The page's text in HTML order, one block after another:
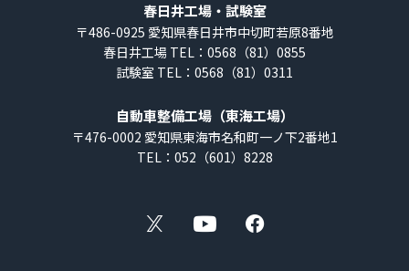
春日井工場・試験室
〒486-0925 愛知県春日井市中切町若原8番地
春日井工場 TEL：0568（81）0855
試験室 TEL：0568（81）0311
自動車整備工場（東海工場）
〒476-0002 愛知県東海市名和町一ノ下2番地1
TEL：052（601）8228
YouTube